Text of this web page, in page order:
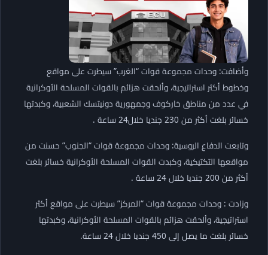
وأضافت: وحدات مجموعة قوات “الغرب” سيطرت على مواقع
وخطوط أكثر استراتيجية، وألحقت هزائم بالقوات المسلحة الأوكرانية
في عدد من مناطق خاركوف وجمهورية دونيتسك الشعبية، وكبدتها
خسائر بلغت أكثر من 230 جنديا خلال24 ساعة .
وتابعت الدفاع الروسية: وحدات مجموعة قوات “الجنوب” حسنت من
مواقعها التكتيكية، وكبدت القوات المسلحة الأوكرانية خسائر بلغت
أكثر من 200 جنديا خلال 24 ساعة .
وزادت : وحدات مجموعة قوات “المركز” سيطرت على مواقع أكثر
استراتيجية، وألحقت هزائم بالقوات المسلحة الأوكرانية، وكبدتها
خسائر بلغت ما يصل إلى 450 جنديا خلال 24 ساعة.